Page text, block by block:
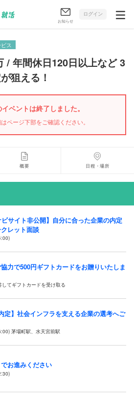
お知らせ
ログイン
ス
/ 年間休日120日以上など 3
狙える！
ベントは終了しました。
ページ下部をご確認ください。
概要 日程・場所
ビサイト非公開】自分に合った企業の内定
レット面談
力で500円ギフトカードをお贈りいたしま
してギフトカードを受け取る
定】社会インフラを支える企業の選考へご
茅場町駅、水天宮前駅
でお進みください